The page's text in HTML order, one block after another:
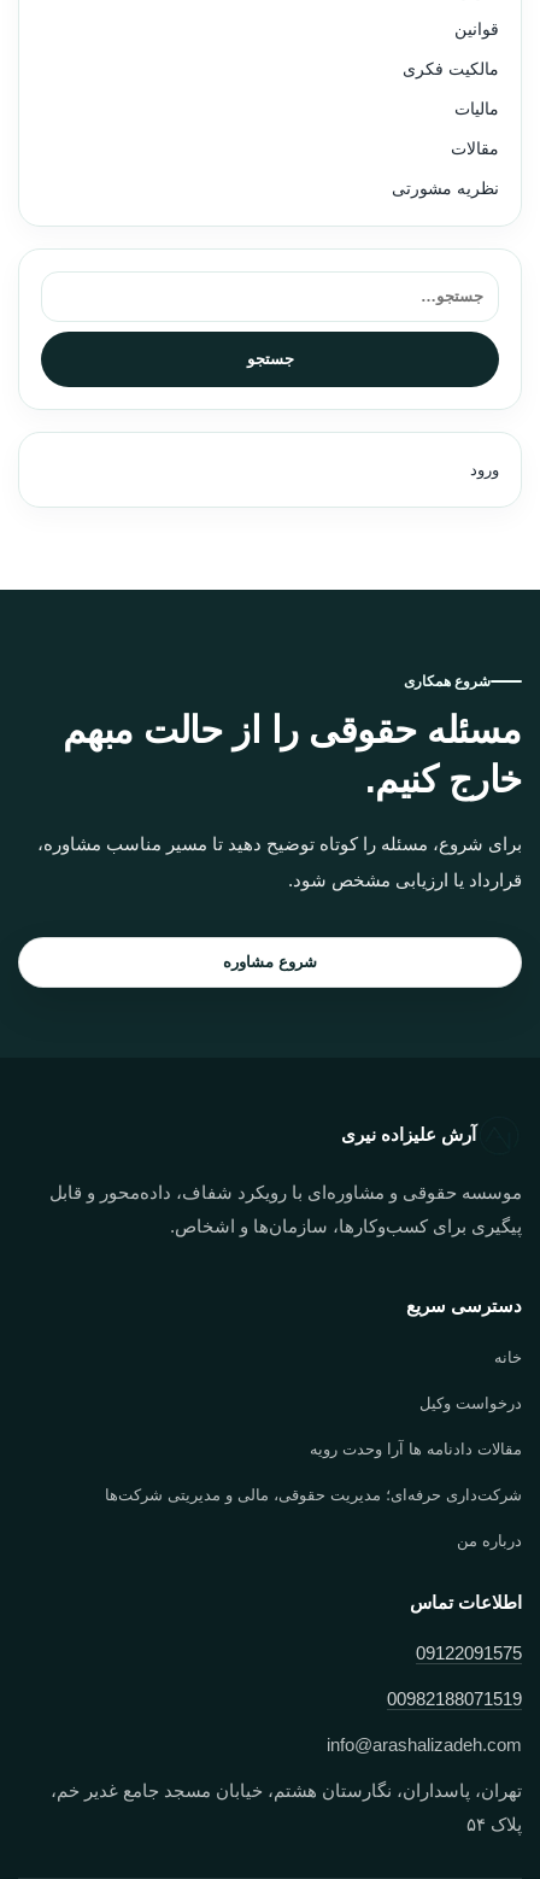
قوانین
مالکیت فکری
مالیات
مقالات
نظریه مشورتی
جستجو برای:
جستجو
ورود
شروع همکاری
مسئله حقوقی را از حالت مبهم
خارج کنیم.
برای شروع، مسئله را کوتاه توضیح دهید تا مسیر مناسب مشاوره،
قرارداد یا ارزیابی مشخص شود.
شروع مشاوره
آرش علیزاده نیری
موسسه حقوقی و مشاوره‌ای با رویکرد شفاف، داده‌محور و قابل
پیگیری برای کسب‌وکارها، سازمان‌ها و اشخاص.
دسترسی سریع
خانه
درخواست وکیل
مقالات دادنامه ها آرا وحدت رویه
شرکت‌داری حرفه‌ای؛ مدیریت حقوقی، مالی و مدیریتی شرکت‌ها
درباره من
اطلاعات تماس
09122091575
00982188071519
info@arashalizadeh.com
تهران، پاسداران، نگارستان هشتم، خیابان مسجد جامع غدیر خم،
پلاک ۵۴